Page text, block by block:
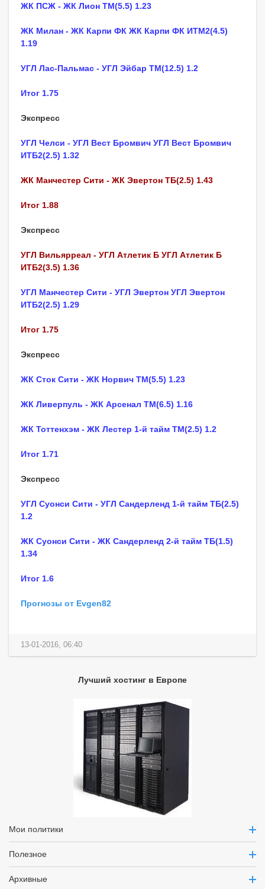
ЖК ПСЖ - ЖК Лион ТМ(5.5) 1.23
ЖК Милан - ЖК Карпи ФК ЖК Карпи ФК ИТМ2(4.5)
1.19
УГЛ Лас-Пальмас - УГЛ Эйбар ТМ(12.5) 1.2
Итог 1.75
Экспресс
УГЛ Челси - УГЛ Вест Бромвич УГЛ Вест Бромвич
ИТБ2(2.5) 1.32
ЖК Манчестер Сити - ЖК Эвертон ТБ(2.5) 1.43
Итог 1.88
Экспресс
УГЛ Вильярреал - УГЛ Атлетик Б УГЛ Атлетик Б
ИТБ2(3.5) 1.36
УГЛ Манчестер Сити - УГЛ Эвертон УГЛ Эвертон
ИТБ2(2.5) 1.29
Итог 1.75
Экспресс
ЖК Сток Сити - ЖК Норвич ТМ(5.5) 1.23
ЖК Ливерпуль - ЖК Арсенал ТМ(6.5) 1.16
ЖК Тоттенхэм - ЖК Лестер 1-й тайм ТМ(2.5) 1.2
Итог 1.71
Экспресс
УГЛ Суонси Сити - УГЛ Сандерленд 1-й тайм ТБ(2.5)
1.2
ЖК Суонси Сити - ЖК Сандерленд 2-й тайм ТБ(1.5)
1.34
Итог 1.6
Прогнозы от Evgen82
13-01-2016, 06:40
Лучший хостинг в Европе
Мои политики
Полезное
Архивные